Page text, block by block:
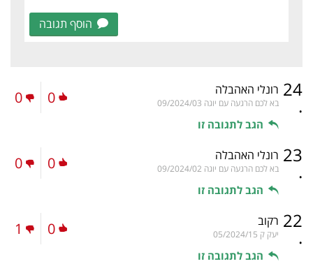
הוסף תגובה
24
.
רונלי האהבלה
בא לכם הרגעה עם יוגה 09/2024/03
הגב לתגובה זו
0
0
23
.
רונלי האהבלה
בא לכם הרגעה עם יוגה 09/2024/02
הגב לתגובה זו
0
0
22
.
רקוב
יעק ק 05/2024/15
הגב לתגובה זו
0
1